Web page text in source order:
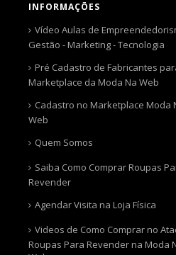
INFORMAÇÕES
Vídeo Aulas de
Gestão - Marketing - Tecnologia
Pré Cadastro de Fabricantes
Marketplace da Moda Na Web
Cadastro no Marketplace Moda
Web
Quem Somos
Saiba Como Comprar Roupas
Revender
Agendar Visita na Loja Física
Videos de Como Comprar no
Roupas Para Revender na Moda